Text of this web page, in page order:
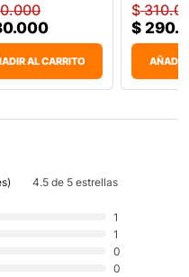
AL CARRITO
$
$
AÑADIR
4.5 de 5 estrellas
1
1
0
0